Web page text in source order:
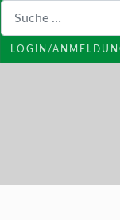
LOGIN/